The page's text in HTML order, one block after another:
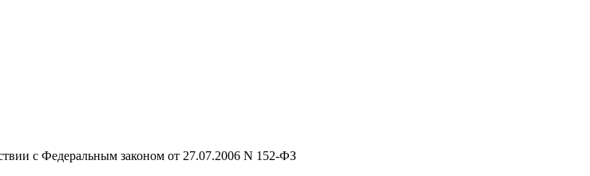
с Федеральным законом от 27.07.2006 N 152-ФЗ